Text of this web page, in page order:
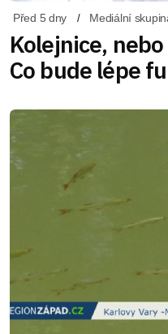
Před 5 dny Mediální
Kolejnice,
Co bude lépe